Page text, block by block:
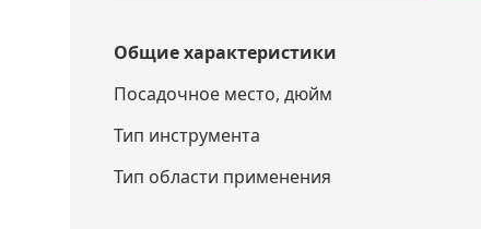
Общие характеристики
Посадочное место, дюйм
Тип инструмента
Тип области применения